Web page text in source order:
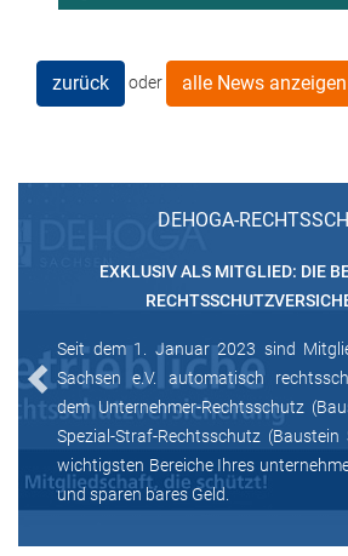
zurück oder alle News anzeigen
DEHOGA-
EXKLUSIV ALS MITGLIED: DIE
Seit dem 1. Januar 2023 sind
Sachsen e.V. automatisch
dem Unternehmer-Rechtsschutz
Spezial-Straf-Rechtsschutz
wichtigsten Bereiche Ihres
und sparen bares Geld.
Previous